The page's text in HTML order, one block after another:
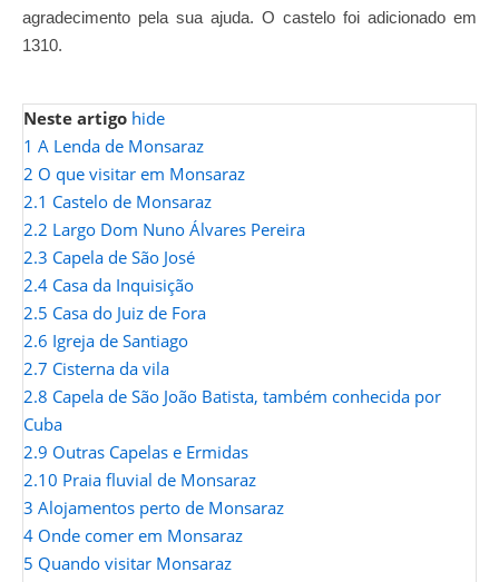
agradecimento pela sua ajuda. O castelo foi adicionado em
1310.
Neste artigo hide
1 A Lenda de Monsaraz
2 O que visitar em Monsaraz
2.1 Castelo de Monsaraz
2.2 Largo Dom Nuno Álvares Pereira
2.3 Capela de São José
2.4 Casa da Inquisição
2.5 Casa do Juiz de Fora
2.6 Igreja de Santiago
2.7 Cisterna da vila
2.8 Capela de São João Batista, também conhecida por
Cuba
2.9 Outras Capelas e Ermidas
2.10 Praia fluvial de Monsaraz
3 Alojamentos perto de Monsaraz
4 Onde comer em Monsaraz
5 Quando visitar Monsaraz